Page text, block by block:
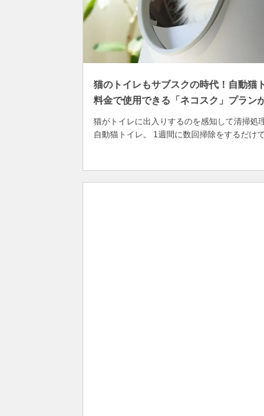
猫のトイレもサブスクの時代！自動猫
料金で使用できる「ネコスク」プラン
猫がトイレに出入りするのを感知して清掃処
自動猫トイレ。 1週間に数回掃除をするだけ
のが、飼い猫が使ってくれるかどうかという